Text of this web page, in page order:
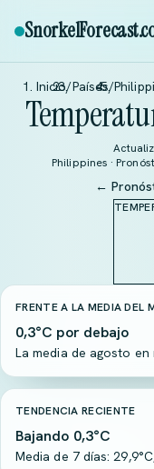
SnorkelForecast
Inicio/Países/
Philippines ·
←
FRENTE A LA MEDIA DEL
0,3°C por debajo
La media de agosto en
TENDENCIA RECIENTE
Bajando 0,3°C
Media de 7 días: